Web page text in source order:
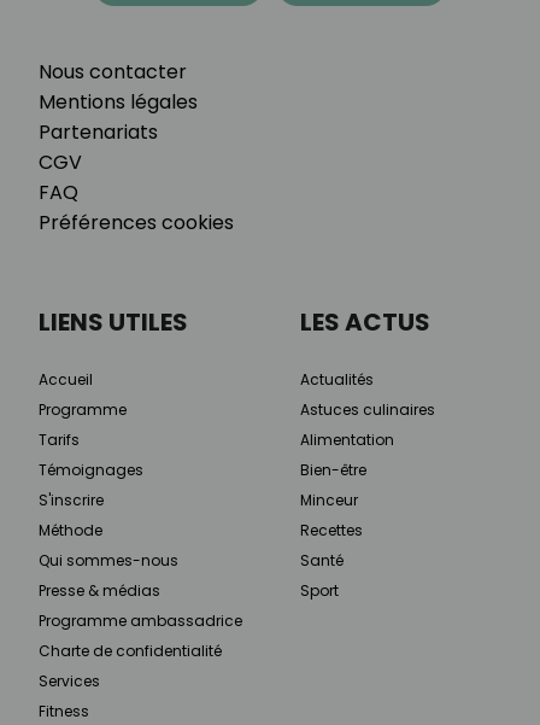
Nous contacter
Mentions légales
Partenariats
CGV
FAQ
Préférences cookies
LIENS UTILES
Accueil
Programme
Tarifs
Témoignages
S'inscrire
Méthode
Qui sommes-nous
Presse & médias
Programme ambassadrice
Charte de confidentialité
Services
Fitness
LES ACTUS
Actualités
Astuces culinaires
Alimentation
Bien-être
Minceur
Recettes
Santé
Sport